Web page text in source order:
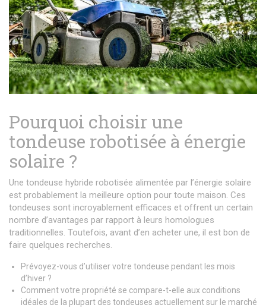
Pourquoi choisir une
tondeuse robotisée à énergie
solaire ?
Une tondeuse hybride robotisée alimentée par l’énergie solaire
est probablement la meilleure option pour toute maison. Ces
tondeuses sont incroyablement efficaces et offrent un certain
nombre d’avantages par rapport à leurs homologues
traditionnelles. Toutefois, avant d’en acheter une, il est bon de
faire quelques recherches.
Prévoyez-vous d’utiliser votre tondeuse pendant les mois
d’hiver ?
Comment votre propriété se compare-t-elle aux conditions
idéales de la plupart des tondeuses actuellement sur le marché